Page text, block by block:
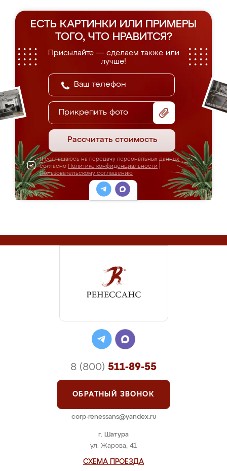
ЕСТЬ КАРТИНКИ ИЛИ ПРИМЕРЫ
ТОГО, ЧТО НРАВИТСЯ?
Присылайте — сделаем также или
лучше!
Прикрепить фото
Рассчитать стоимость
Я соглашаюсь на передачу персональных данных
согласно Политике конфиденциальности
Пользовательскому соглашению
г. Шатура
ул. Жарова, 41
СХЕМА ПРОЕЗДА
8 (800) 511-89-55
ОБРАТНЫЙ ЗВОНОК
corp-renessans@yandex.ru